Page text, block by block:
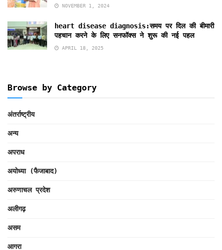
NOVEMBER 1, 2024
heart disease diagnosis:समय पर दिल की बीमारी
पहचान करने के लिए सनफॉक्स ने शुरू की नई पहल
APRIL 18, 2025
Browse by Category
अंतर्राष्ट्रीय
अन्य
अपराध
अयोध्या (फैजाबाद)
अरुणाचल प्रदेश
अलीगढ़
असम
आगरा